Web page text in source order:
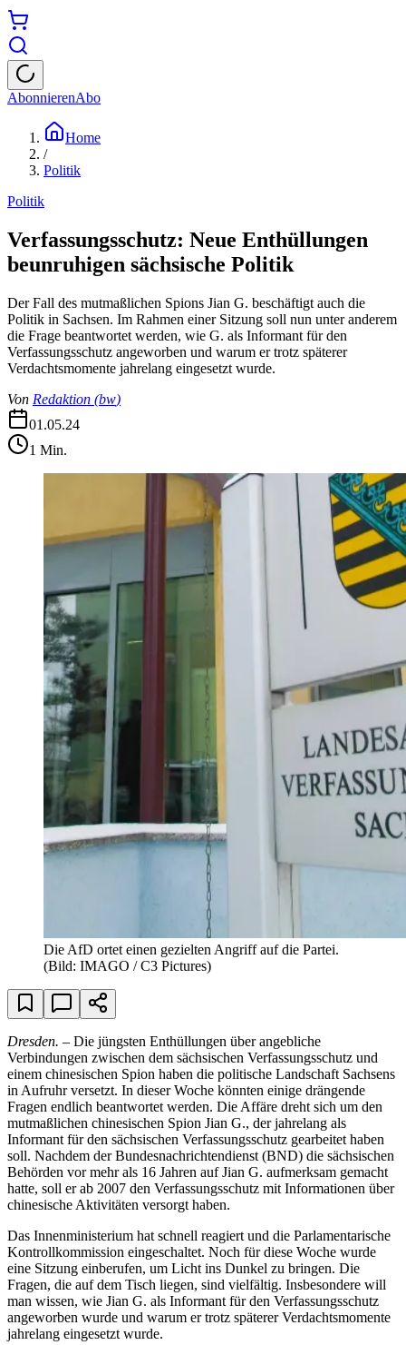
AbonnierenAbo
Home
/
Politik
Politik
Verfassungsschutz: Neue Enthüllungen
beunruhigen sächsische Politik
Der Fall des mutmaßlichen Spions Jian G. beschäftigt auch die
Politik in Sachsen. Im Rahmen einer Sitzung soll nun unter anderem
die Frage beantwortet werden, wie G. als Informant für den
Verfassungsschutz angeworben und warum er trotz späterer
Verdachtsmomente jahrelang eingesetzt wurde.
Von Redaktion (bw)
01.05.24
1 Min.
Die AfD ortet einen gezielten Angriff auf die Partei.
(Bild: IMAGO / C3 Pictures)
Dresden. – Die jüngsten Enthüllungen über angebliche
Verbindungen zwischen dem sächsischen Verfassungsschutz und
einem chinesischen Spion haben die politische Landschaft Sachsens
in Aufruhr versetzt. In dieser Woche könnten einige drängende
Fragen endlich beantwortet werden. Die Affäre dreht sich um den
mutmaßlichen chinesischen Spion Jian G., der jahrelang als
Informant für den sächsischen Verfassungsschutz gearbeitet haben
soll. Nachdem der Bundesnachrichtendienst (BND) die sächsischen
Behörden vor mehr als 16 Jahren auf Jian G. aufmerksam gemacht
hatte, soll er ab 2007 den Verfassungsschutz mit Informationen über
chinesische Aktivitäten versorgt haben.
Das Innenministerium hat schnell reagiert und die Parlamentarische
Kontrollkommission eingeschaltet. Noch für diese Woche wurde
eine Sitzung einberufen, um Licht ins Dunkel zu bringen. Die
Fragen, die auf dem Tisch liegen, sind vielfältig. Insbesondere will
man wissen, wie Jian G. als Informant für den Verfassungsschutz
angeworben wurde und warum er trotz späterer Verdachtsmomente
jahrelang eingesetzt wurde.